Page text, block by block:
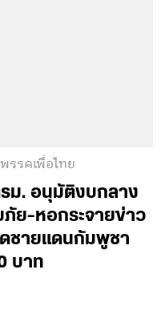
รรคเพื่อไทย
รม. อนุมัติงบกลาง
ภัย-หอกระจายข่าว
ชายแดนกัมพูชา
บาท